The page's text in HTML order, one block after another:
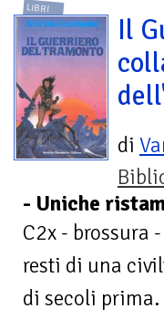
LIBRI
Il
di
- Uniche
C2x - brossura
resti di una
di secoli